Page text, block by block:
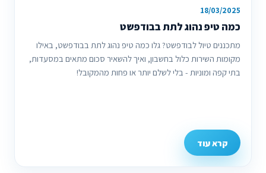
18/03/2025
כמה טיפ נהוג לתת בבודפשט
מתכננים טיול לבודפשט? גלו כמה טיפ נהוג לתת בבודפשט, באילו
מקומות השירות כלול בחשבון, ואיך להשאיר סכום מתאים במסעדות,
בתי קפה ומוניות - בלי לשלם יותר או פחות מהמקובל!
קרא עוד